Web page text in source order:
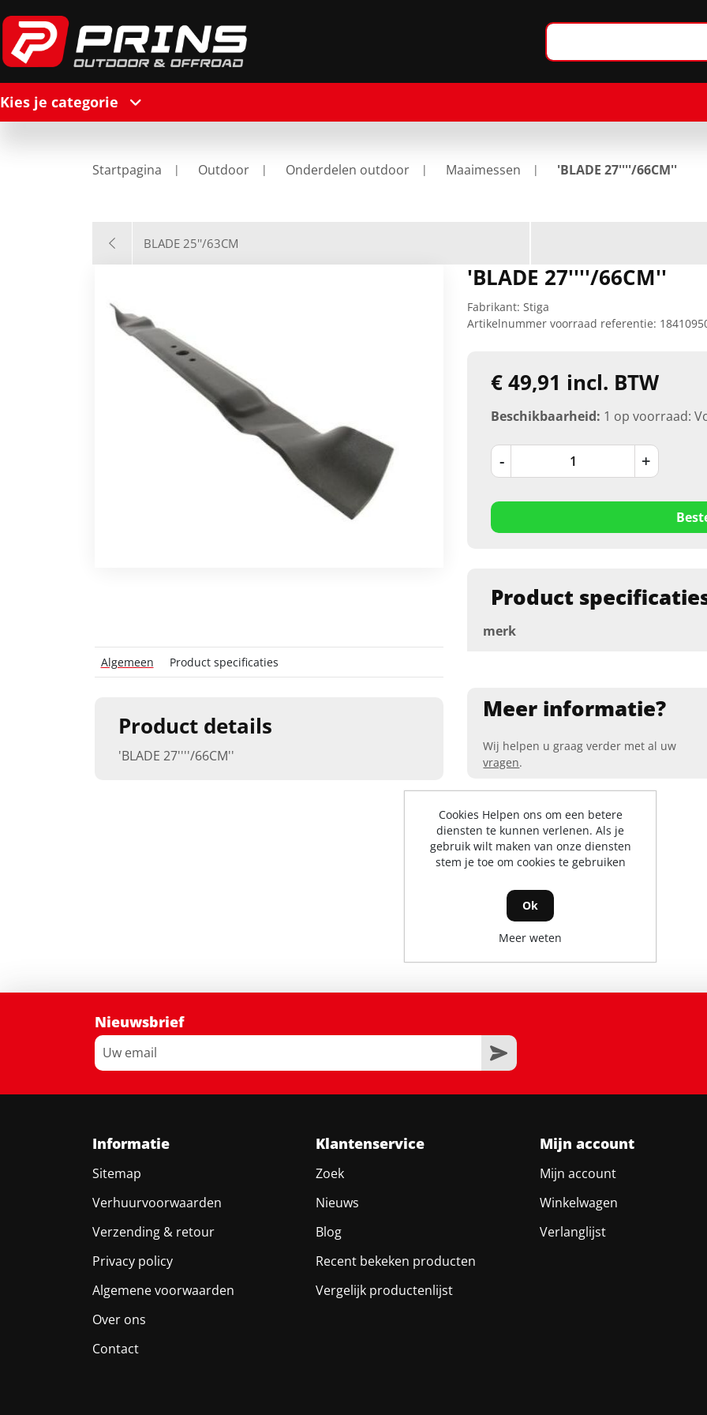
Kies je categorie
Startpagina Outdoor Onderdelen outdoor Maaimessen 'BLADE 27''''/66CM''
BLADE 25''/63CM
Product details
'BLADE 27''''/66CM''
Algemeen Product specificaties
'BLADE 27''''/66CM''
Fabrikant: Stiga
Artikelnummer voorraad referentie:
€ 49,91 incl. BTW
Beschikbaarheid: 1 op voorraad:
- +
Product
merk
Meer informatie?
Wij helpen u graag verder met al uw
vragen.
Nieuwsbrief
Informatie
Sitemap
Verhuurvoorwaarden
Verzending & retour
Privacy policy
Algemene voorwaarden
Over ons
Contact
Klantenservice
Zoek
Nieuws
Blog
Recent bekeken producten
Vergelijk productenlijst
Mijn account
Mijn account
Winkelwagen
Verlanglijst
Cookies Helpen ons om een betere
diensten te kunnen verlenen. Als je
gebruik wilt maken van onze diensten
stem je toe om cookies te gebruiken
Ok
Meer weten